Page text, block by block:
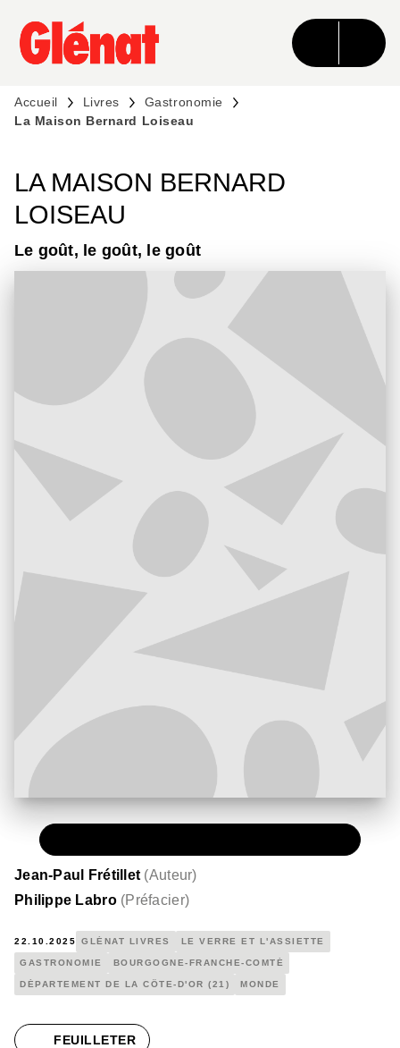
MENU RECHERCHE CONTENU
PIED DE PAGE
Accueil Livres
Gastronomie
La Maison Bernard Loiseau
LA MAISON BERNARD
LOISEAU
Le goût, le goût, le goût
Jean-Paul Frétillet (Auteur)
Philippe Labro (Préfacier)
22.10.2025 GLÉNAT LIVRES LE VERRE ET L'ASSIETTE
GASTRONOMIE BOURGOGNE-FRANCHE-COMTÉ
DÉPARTEMENT DE LA CÔTE-D'OR (21) MONDE
FEUILLETER